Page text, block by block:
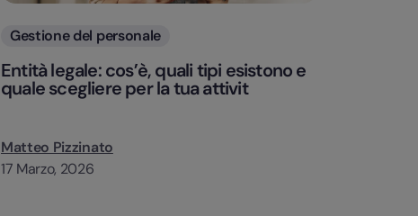
Categorie
Gestione del personale
Entità legale: cos’è, quali tipi esistono e
quale scegliere per la tua attivit
Matteo Pizzinato
17 Marzo, 2026